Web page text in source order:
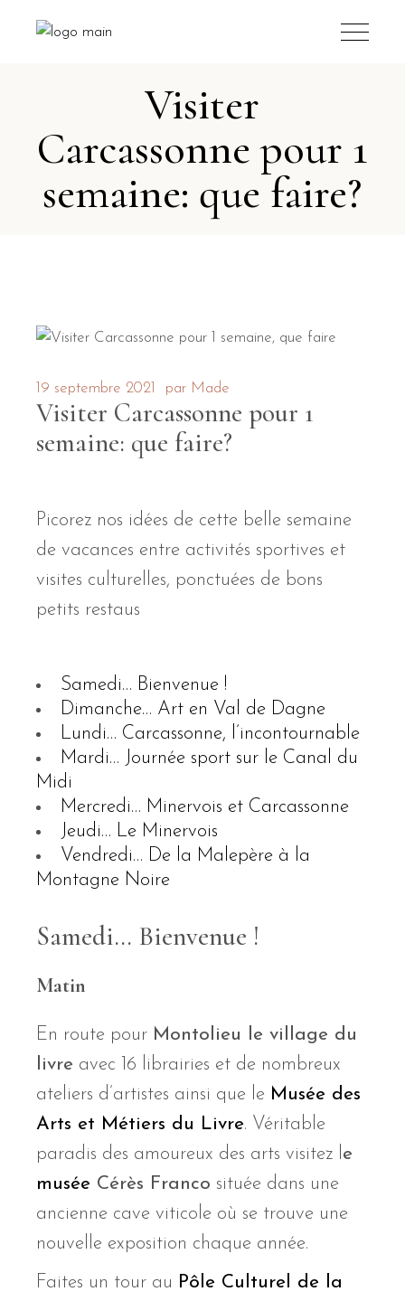
Visiter
Carcassonne pour 1
semaine: que faire?
19 septembre 2021 par Made
Visiter Carcassonne pour 1
semaine: que faire?
Picorez nos idées de cette belle semaine
de vacances entre activités sportives et
visites culturelles, ponctuées de bons
petits restaus
Samedi… Bienvenue !
Dimanche… Art en Val de Dagne
Lundi… Carcassonne, l’incontournable
Mardi… Journée sport sur le Canal du
Midi
Mercredi… Minervois et Carcassonne
Jeudi… Le Minervois
Vendredi… De la Malepère à la
Montagne Noire
Samedi… Bienvenue !
Matin
En route pour Montolieu le village du
livre avec 16 librairies et de nombreux
ateliers d’artistes ainsi que le Musée des
Arts et Métiers du Livre. Véritable
paradis des amoureux des arts visitez l e
musée Cérès Franco située dans une
ancienne cave viticole où se trouve une
nouvelle exposition chaque année.
Faites un tour au Pôle Culturel de la